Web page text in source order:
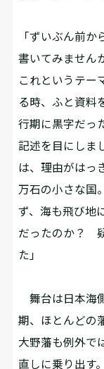
「ずいぶん前
書いてみません
これというテー
る時、ふと資料
行期に黒字だっ
記述を目にしま
は、理由がはっ
万石の小さな国
ず、海も飛び地
だったのか？
た」
舞台は日本海
期、ほとんどの
大野藩も例外で
直しに乗り出す